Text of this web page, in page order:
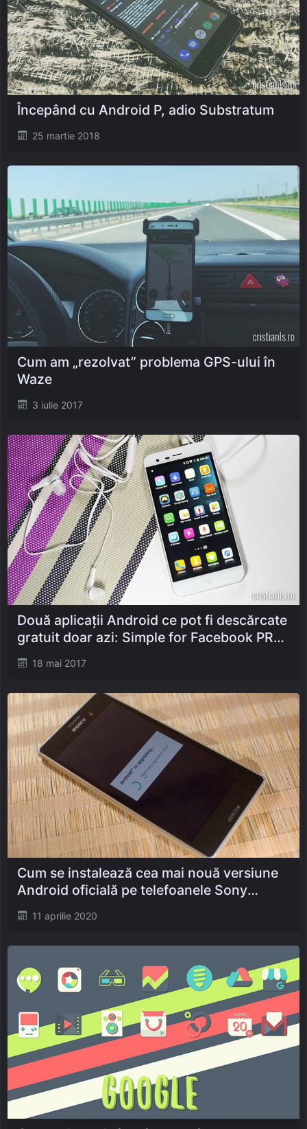
Posted
25 martie 2018
Începând cu Android P, adio Substratum
Posted
3 iulie 2017
Cum am „rezolvat” problema GPS-ului în
Waze
Posted
18 mai 2017
Două aplicații Android ce pot fi descărcate
gratuit doar azi: Simple for Facebook PRO
& edjing PRO
Posted
11 aprilie 2020
Cum se instalează cea mai nouă versiune
Android oficială pe telefoanele Sony
Xperia